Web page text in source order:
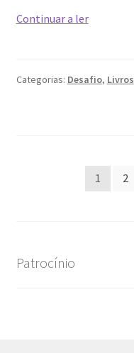
Continuar a ler10.ª
‘SOS
Categorias: Desafio, Livros
Paginação
1 2
Patrocínio